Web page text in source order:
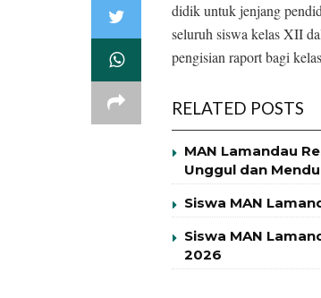
didik untuk jenjang
seluruh siswa kelas XII
pengisian raport bagi
RELATED POSTS
MAN Lamandau
Unggul dan
Siswa MAN
Siswa MAN
2026